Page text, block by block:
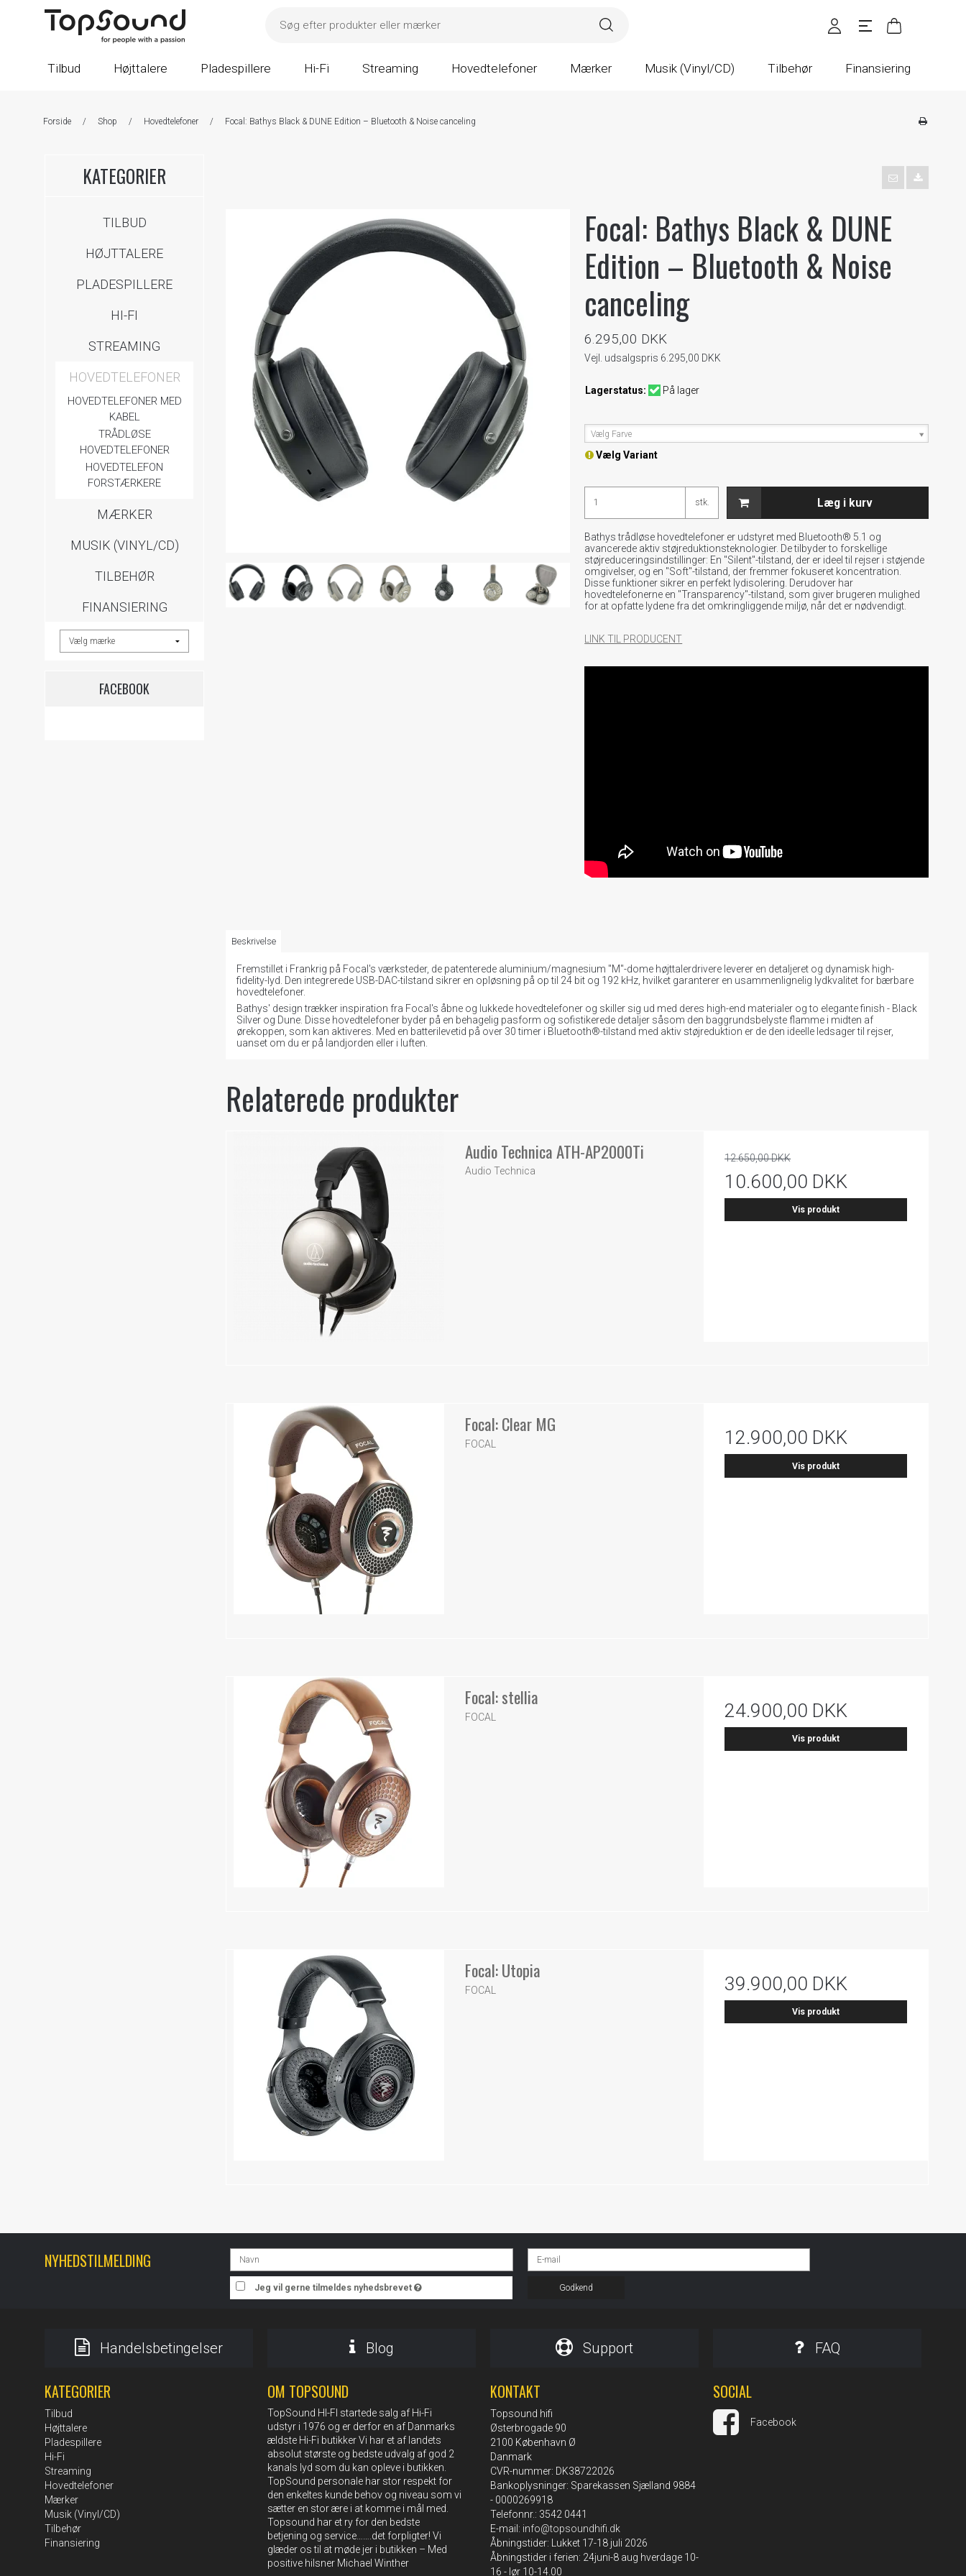
Tilbud Højttalere Pladespillere Hi-Fi Streaming Hovedtelefoner Mærker Musik (Vinyl/CD) Tilbehør Finansiering
Forside / Shop / Hovedtelefoner / Focal: Bathys Black & DUNE Edition – Bluetooth & Noise canceling
KATEGORIER
TILBUD
HØJTTALERE
PLADESPILLERE
HI-FI
STREAMING
HOVEDTELEFONER
HOVEDTELEFONER MED
KABEL
TRÅDLØSE
HOVEDTELEFONER
HOVEDTELEFON
FORSTÆRKERE
MÆRKER
MUSIK (VINYL/CD)
TILBEHØR
FINANSIERING
FACEBOOK
Focal: Bathys Black & DUNE
Edition – Bluetooth & Noise
canceling
6.295,00 DKK
Vejl. udsalgspris 6.295,00 DKK
Lagerstatus: På lager
Vælg Farve
Vælg Variant
stk. Læg i kurv
Bathys trådløse hovedtelefoner er udstyret med Bluetooth® 5.1 og
avancerede aktiv støjreduktionsteknologier. De tilbyder to forskellige
støjreduceringsindstillinger: En "Silent"-tilstand, der er ideel til rejser i støjende
omgivelser, og en "Soft"-tilstand, der fremmer fokuseret koncentration.
Disse funktioner sikrer en perfekt lydisolering. Derudover har
hovedtelefonerne en "Transparency"-tilstand, som giver brugeren mulighed
for at opfatte lydene fra det omkringliggende miljø, når det er nødvendigt.
LINK TIL PRODUCENT
Beskrivelse
Fremstillet i Frankrig på Focal's værksteder, de patenterede aluminium/magnesium "M"-dome højttalerdrivere leverer en detaljeret og dynamisk high-
fidelity-lyd. Den integrerede USB-DAC-tilstand sikrer en opløsning på op til 24 bit og 192 kHz, hvilket garanterer en usammenlignelig lydkvalitet for bærbare
hovedtelefoner.
Bathys' design trækker inspiration fra Focal's åbne og lukkede hovedtelefoner og skiller sig ud med deres high-end materialer og to elegante finish - Black
Silver og Dune. Disse hovedtelefoner byder på en behagelig pasform og sofistikerede detaljer såsom den baggrundsbelyste flamme i midten af ​​
ørekoppen, som kan aktiveres. Med en batterilevetid på over 30 timer i Bluetooth®-tilstand med aktiv støjreduktion er de den ideelle ledsager til rejser,
uanset om du er på landjorden eller i luften.
Relaterede produkter
Audio Technica ATH-AP2000Ti
Audio Technica
12.650,00 DKK
10.600,00 DKK
Vis produkt
Focal: Clear MG
FOCAL 12.900,00 DKK
Vis produkt
Focal: stellia
FOCAL 24.900,00 DKK
Vis produkt
Focal: Utopia
FOCAL 39.900,00 DKK
Vis produkt
NYHEDSTILMELDING
Jeg vil gerne tilmeldes nyhedsbrevet Godkend
Handelsbetingelser Blog Support FAQ
KATEGORIER
Tilbud
Højttalere
Pladespillere
Hi-Fi
Streaming
Hovedtelefoner
Mærker
Musik (Vinyl/CD)
Tilbehør
Finansiering
OM TOPSOUND
TopSound HI-FI startede salg af Hi-Fi
udstyr i 1976 og er derfor en af Danmarks
ældste Hi-Fi butikker Vi har et af landets
absolut største og bedste udvalg af god 2
kanals lyd som du kan opleve i butikken.
TopSound personale har stor respekt for
den enkeltes kunde behov og niveau som vi
sætter en stor ære i at komme i mål med.
Topsound har et ry for den bedste
betjening og service…….det forpligter! Vi
glæder os til at møde jer i butikken – Med
positive hilsner Michael Winther
KONTAKT
Topsound hifi
Østerbrogade 90
2100 København Ø
Danmark
CVR-nummer: DK38722026
Bankoplysninger: Sparekassen Sjælland 9884
- 0000269918
Telefonnr.: 3542 0441
E-mail : info@topsoundhifi.dk
Åbningstider: Lukket 17-18 juli 2026
Åbningstider i ferien: 24juni-8 aug hverdage 10-
16 - lør 10-14.00
SOCIAL
Facebook